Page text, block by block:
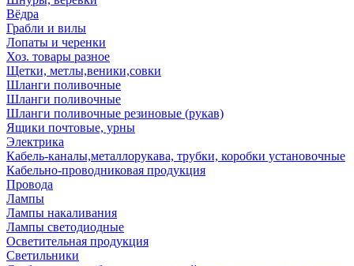
Вёдра
Грабли и вилы
Лопаты и черенки
Хоз. товары разное
Щетки, метлы,веники,совки
Шланги поливочные
Шланги поливочные
Шланги поливочные резиновые (рукав)
Ящики почтовые, урны
Электрика
Кабель-каналы,металлорукава, трубки, коробки установочные
Кабельно-проводниковая продукция
Провода
Лампы
Лампы накаливания
Лампы светодиодные
Осветительная продукция
Светильники